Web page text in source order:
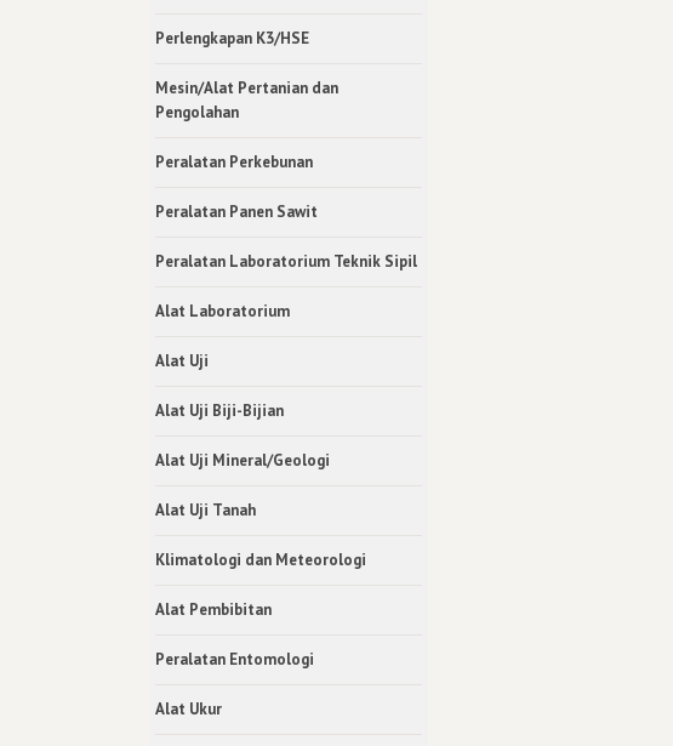
Perlengkapan K3/HSE
Mesin/Alat Pertanian dan
Pengolahan
Peralatan Perkebunan
Peralatan Panen Sawit
Peralatan Laboratorium Teknik Sipil
Alat Laboratorium
Alat Uji
Alat Uji Biji-Bijian
Alat Uji Mineral/Geologi
Alat Uji Tanah
Klimatologi dan Meteorologi
Alat Pembibitan
Peralatan Entomologi
Alat Ukur